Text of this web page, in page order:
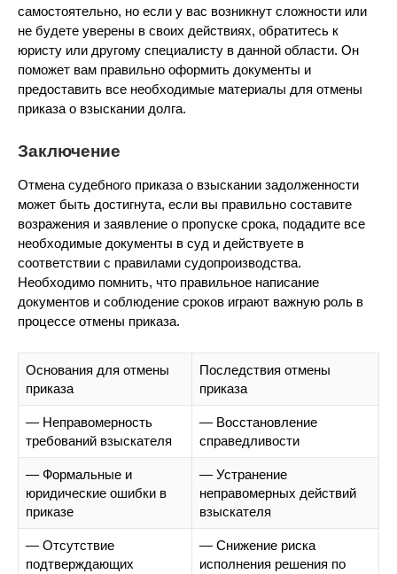
самостоятельно, но если у вас возникнут сложности или
не будете уверены в своих действиях, обратитесь к
юристу или другому специалисту в данной области. Он
поможет вам правильно оформить документы и
предоставить все необходимые материалы для отмены
приказа о взыскании долга.
Заключение
Отмена судебного приказа о взыскании задолженности
может быть достигнута, если вы правильно составите
возражения и заявление о пропуске срока, подадите все
необходимые документы в суд и действуете в
соответствии с правилами судопроизводства.
Необходимо помнить, что правильное написание
документов и соблюдение сроков играют важную роль в
процессе отмены приказа.
Основания для отмены
приказа
Последствия отмены
приказа
— Неправомерность
требований взыскателя
— Восстановление
справедливости
— Формальные и
юридические ошибки в
приказе
— Устранение
неправомерных действий
взыскателя
— Отсутствие
подтверждающих
— Снижение риска
исполнения решения по